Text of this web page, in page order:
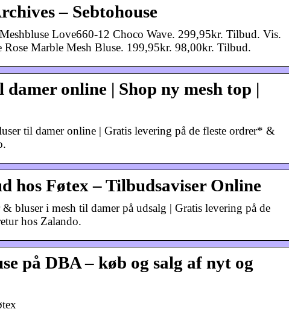
– Sebtohouse
Love660-12 Choco Wave. 299,95kr. Tilbud. Vis.
Marble Mesh Bluse. 199,95kr. 98,00kr. Tilbud.
online | Shop ny mesh top |
til damer online | Gratis levering på de fleste ordrer* &
hos Føtex – Tilbudsaviser Online
bluser i mesh til damer på udsalg | Gratis levering på de
hos Zalando.
på DBA – køb og salg af nyt og